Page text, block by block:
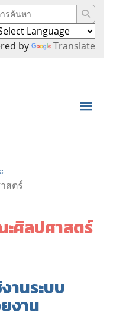
by Translate
สตร์
ศิลปศาสตร์
านระบบ
งาน